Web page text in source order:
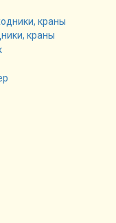
краны